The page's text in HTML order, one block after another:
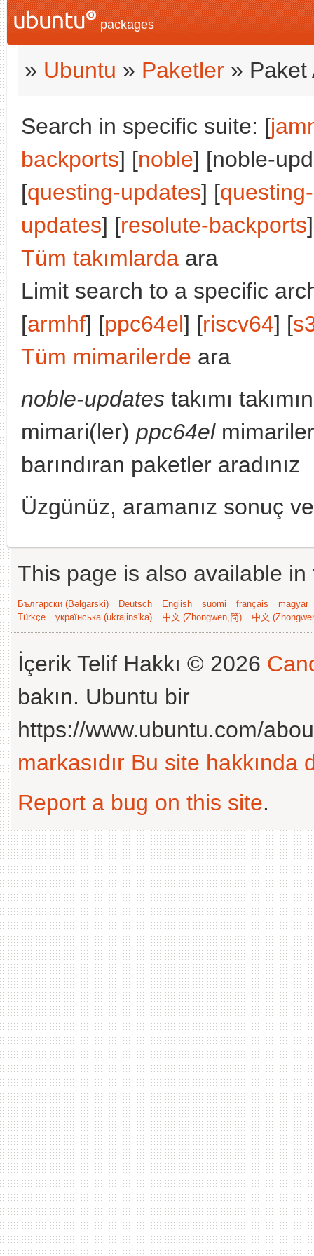
packages
» Ubuntu » Paketler » Paket
Search in specific suite: [
backports] [noble] [noble-
[questing-updates] [
updates] [resolute-backports
Tüm takımlarda ara
Limit search to a specific
[armhf] [ppc64el] [riscv64] [
Tüm mimarilerde ara
noble-updates takımı
mimari(ler) ppc64el
barındıran paketler aradınız
Üzgünüz, aramanız sonuç
This page is also available
Български (Bəlgarski) Deutsch English suomi français
magyar
Türkçe
українська (ukrajins'ka) 中文 (Zhongwen,简) 中文
İçerik Telif Hakkı © 2026
bakın. Ubuntu bir
https://www.ubuntu.com/
markasıdır Bu site hakkında
Report a bug on this site.